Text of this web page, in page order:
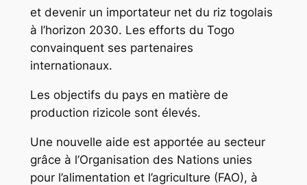
et devenir un importateur net du riz togolais
à l’horizon 2030. Les efforts du Togo
convainquent ses partenaires
internationaux.
Les objectifs du pays en matière de
production rizicole sont élevés.
Une nouvelle aide est apportée au secteur
grâce à l’Organisation des Nations unies
pour l’alimentation et l’agriculture (FAO), à